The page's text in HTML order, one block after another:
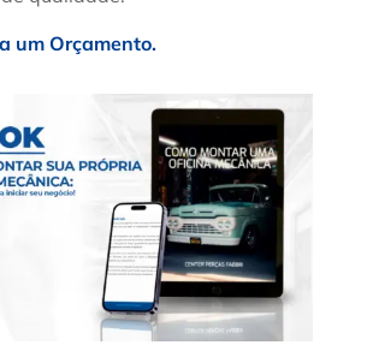
um Orçamento.